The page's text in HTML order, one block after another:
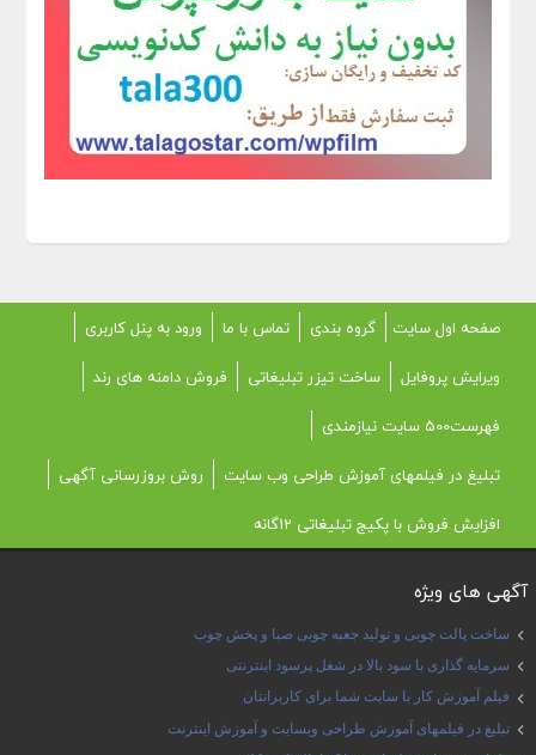
صفحه اول سایت گروه بندی تماس با ما
ورود به پنل کاربری
ویرایش پروفایل
ساخت تیزر تبلیغاتی
فروش دامنه های رند
فهرست500 سایت نیازمندی
تبلیغ در فیلمهای آموزش طراحی وب سایت
روش بروزرسانی آگهی
افزایش فروش با پکیج تبلیغاتی 12گانه
آگهی های ویژه
ساخت پالت چوبی و تولید جعبه چوبی صبا و پخش چوب
سرمایه گذاری با سود بالا در شغل پرسود اینترنتی
فیلم آموزش کار با سایت شما برای کاربرانتان
تبلیغ در فیلمهای آموزش طراحی وبسایت و آموزش اینترنت